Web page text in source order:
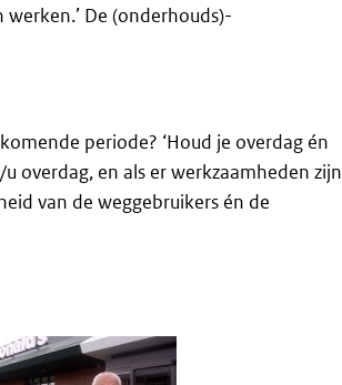
De (onderhouds)-
periode? ‘Houd je overdag én
overdag, en als er werkzaamheden zijn
van de weggebruikers én de